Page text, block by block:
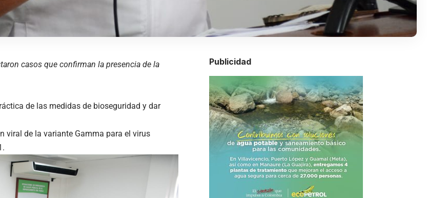
casos que confirman la presencia de la
de las medidas de bioseguridad y dar
viral de la variante Gamma para el virus
Publicidad